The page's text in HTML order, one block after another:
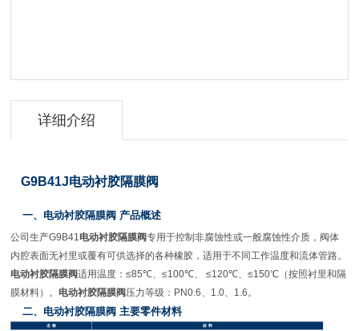
详细介绍
G9B41J电动衬胶隔膜阀
一、电动衬胶隔膜阀 产品概述
公司生产G9B41电动衬胶隔膜阀专用于控制非腐蚀性或一般腐蚀性介质，阀体
内腔表面无衬里或覆有可供选择的各种橡胶，适用于不同工作温度和流体管路。
电动衬胶隔膜阀适用温度：≤85℃、≤100℃、 ≤120℃、≤150℃ （按照衬里和隔
膜材料）。 电动衬胶隔膜阀 压力等级： PN0.6、 1.0、 1.6。
二、电动衬胶隔膜阀 主要零件材料
名 称 材 料